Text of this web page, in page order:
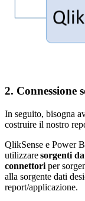
2. Connessione
In seguito, bisogna
costruire il nostro
QlikSense e Power
utilizzaresorgenti
connettori per
alla sorgente dati
report/applicazione.